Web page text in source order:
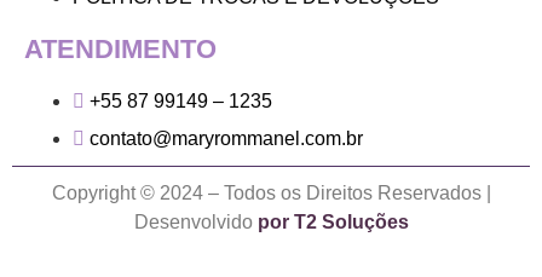
ATENDIMENTO
+55 87 99149 – 1235
contato@maryrommanel.com.br
Copyright © 2024 – Todos os Direitos Reservados |
Desenvolvido por T2 Soluções